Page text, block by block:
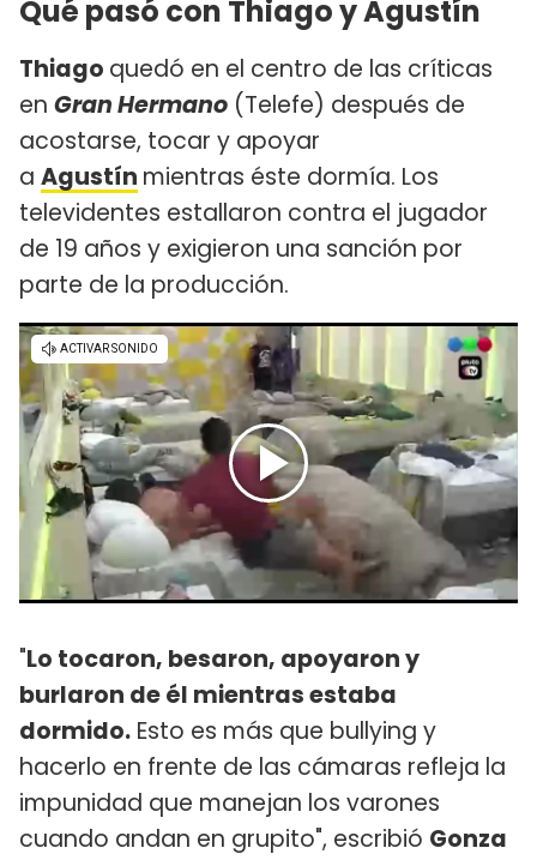
Qué pasó con Thiago y Agustín
Thiago quedó en el centro de las críticas
en Gran Hermano (Telefe) después de
acostarse, tocar y apoyar
a Agustín mientras éste dormía. Los
televidentes estallaron contra el jugador
de 19 años y exigieron una sanción por
parte de la producción.
"Lo tocaron, besaron, apoyaron y
burlaron de él mientras estaba
dormido. Esto es más que bullying y
hacerlo en frente de las cámaras refleja la
impunidad que manejan los varones
cuando andan en grupito", escribió Gonza